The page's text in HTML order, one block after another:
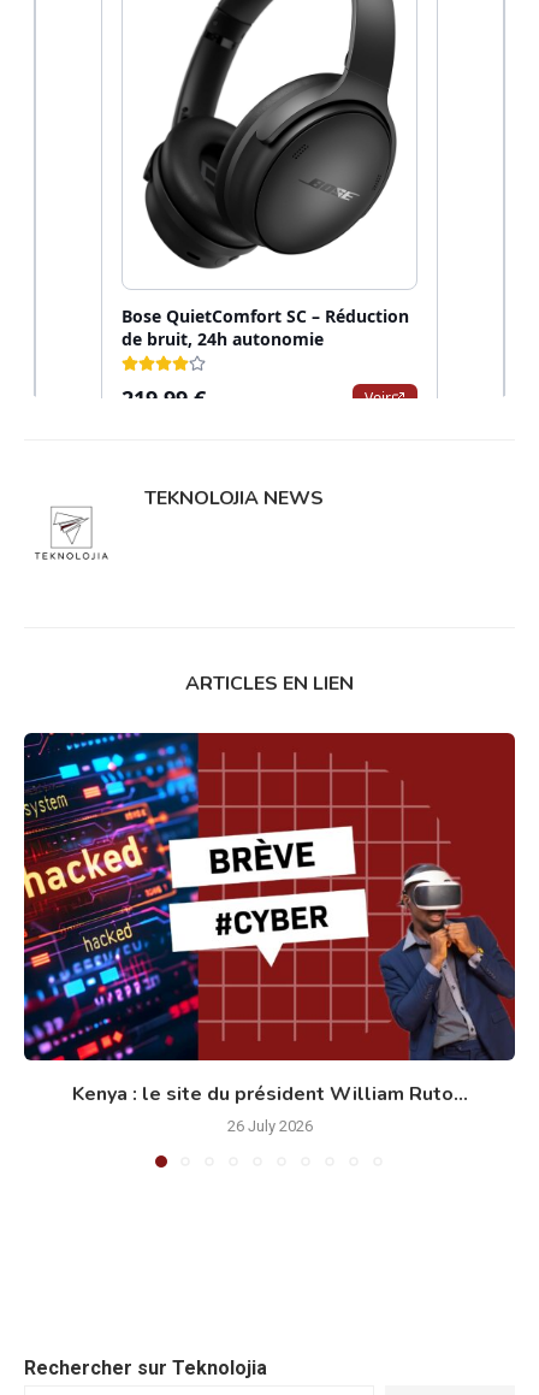
TEKNOLOJIA NEWS
ARTICLES EN LIEN
Kenya : le site du président William Ruto...
26 July 2026
Rechercher sur Teknolojia